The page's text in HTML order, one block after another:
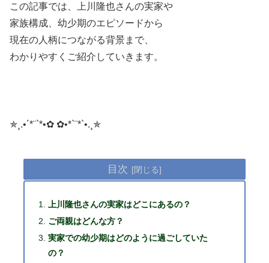
この記事では、上川隆也さんの実家や
家族構成、幼少期のエピソードから
現在の人柄につながる背景まで、
わかりやすくご紹介していきます。
​✯¸.•´*¨`*•✿ ✿•*`¨*`•.¸✯
目次
上川隆也さんの実家はどこにあるの？
ご両親はどんな方？
実家での幼少期はどのように過ごしていた
の？